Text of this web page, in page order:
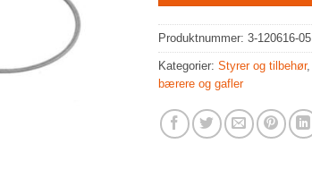
Produktnummer: 3-120616-05
Kategorier: Styrer og tilbehør,
bærere og gafler